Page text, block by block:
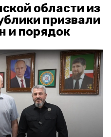
области из
призвали
и порядок